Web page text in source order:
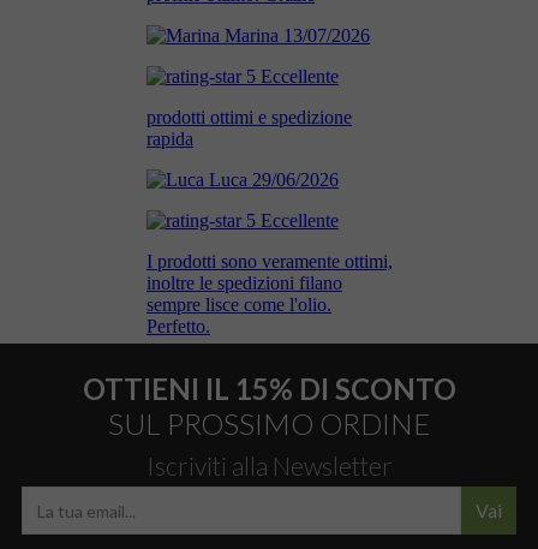
OTTIENI IL 15% DI SCONTO
SUL PROSSIMO ORDINE
Iscriviti alla Newsletter
Vai